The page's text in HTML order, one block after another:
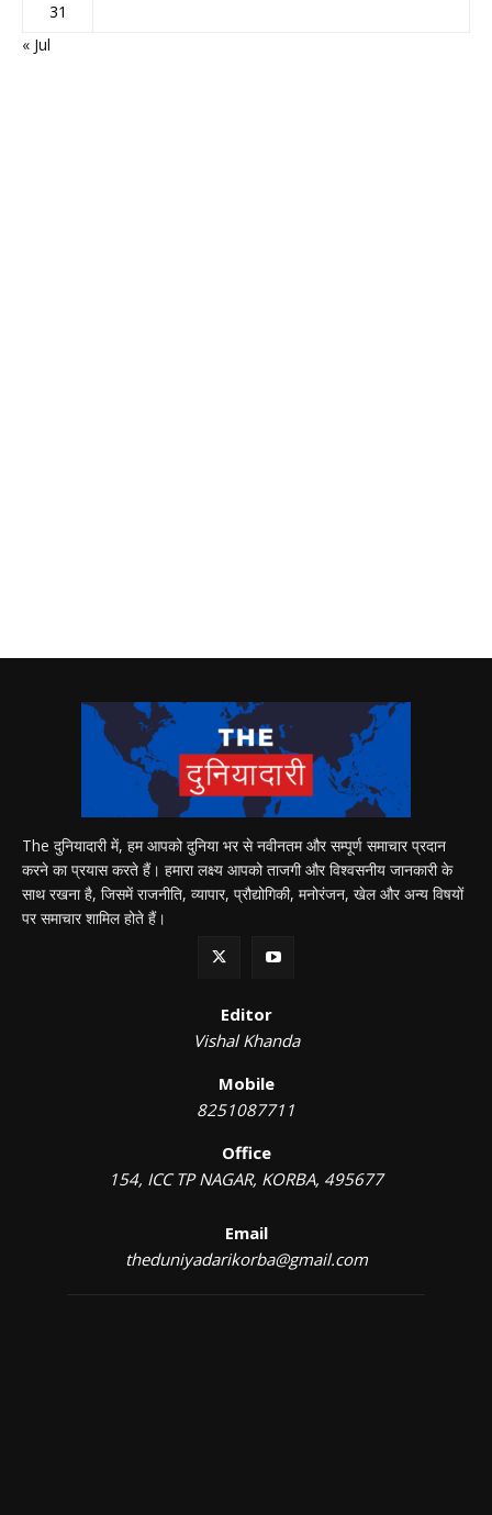
31
« Jul
The दुनियादारी में, हम आपको दुनिया भर से नवीनतम और सम्पूर्ण समाचार प्रदान
करने का प्रयास करते हैं। हमारा लक्ष्य आपको ताजगी और विश्वसनीय जानकारी के
साथ रखना है, जिसमें राजनीति, व्यापार, प्रौद्योगिकी, मनोरंजन, खेल और अन्य विषयों
पर समाचार शामिल होते हैं।
Editor
Vishal Khanda
Mobile
8251087711
Office
154, ICC TP NAGAR, KORBA, 495677
Email
theduniyadarikorba@gmail.com